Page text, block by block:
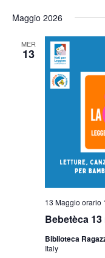
Maggio 2026
MER
13
Bebetèca
13 Maggio orario
Biblioteca
Italy